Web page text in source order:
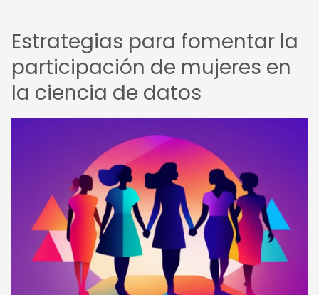
Estrategias para fomentar la
participación de mujeres en
la ciencia de datos